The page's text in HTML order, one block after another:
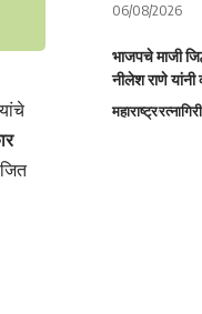
06/08/2026
भाजपचे माजी
नीलेश राणे
महाराष्ट्र